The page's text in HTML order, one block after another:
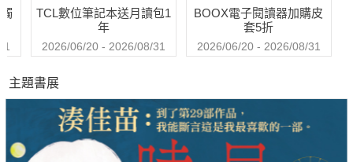
TCL數位筆記本送月讀包1
年
2026/06/20 - 2026/08/31
BOOX電子閱讀器加購皮
套5折
2026/06/20 - 2026/08/31
主題書展